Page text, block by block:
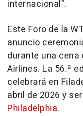
internacional".
Este Foro de la
anuncio
durante una cena
Airlines. La 56.ª
celebrará en
abril de 2026 y
Philadelphia.